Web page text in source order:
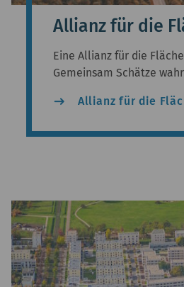
Allianz für die
Eine Allianz für die
Gemeinsam Schätze
east Allianz für die